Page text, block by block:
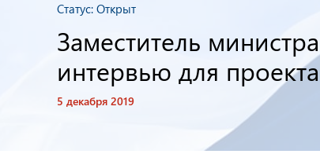
Статус: Открыт
Заместитель
интервью для
5 декабря 2019